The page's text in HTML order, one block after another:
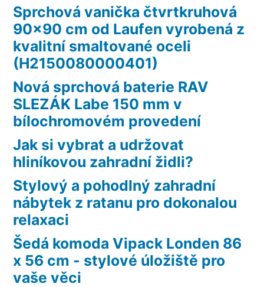
Sprchová vanička čtvrtkruhová
90×90 cm od Laufen vyrobená z
kvalitní smaltované oceli
(H2150080000401)
Nová sprchová baterie RAV
SLEZÁK Labe 150 mm v
bílochromovém provedení
Jak si vybrat a udržovat
hliníkovou zahradní židli?
Stylový a pohodlný zahradní
nábytek z ratanu pro dokonalou
relaxaci
Šedá komoda Vipack Londen 86
x 56 cm - stylové úložiště pro
vaše věci